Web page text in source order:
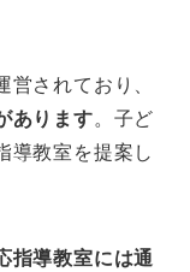
されており、
あります。子ど
導教室を提案し
指導教室には通